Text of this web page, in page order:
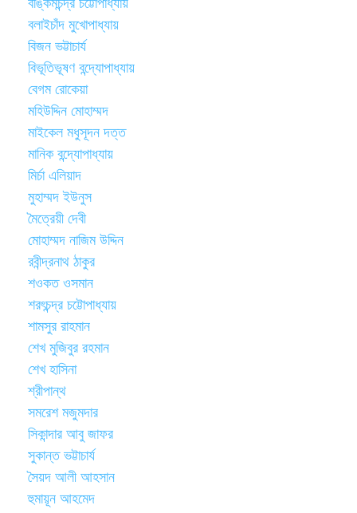
বঙ্কিমচন্দ্র চট্টোপাধ্যায়
বলাইচাঁদ মুখোপাধ্যায়
বিজন ভট্টাচার্য
বিভূতিভূষণ বন্দ্যোপাধ্যায়
বেগম রোকেয়া
মহিউদ্দিন মোহাম্মদ
মাইকেল মধুসূদন দত্ত
মানিক বন্দ্যোপাধ্যায়
মির্চা এলিয়াদ
মুহাম্মদ ইউনুস
মৈত্রেয়ী দেবী
মোহাম্মদ নাজিম উদ্দিন
রবীন্দ্রনাথ ঠাকুর
শওকত ওসমান
শরৎচন্দ্র চট্টোপাধ্যায়
শামসুর রাহমান
শেখ মুজিবুর রহমান
শেখ হাসিনা
শ্রীপান্থ
সমরেশ মজুমদার
সিকান্দার আবু জাফর
সুকান্ত ভট্টাচার্য
সৈয়দ আলী আহসান
হুমায়ূন আহমেদ